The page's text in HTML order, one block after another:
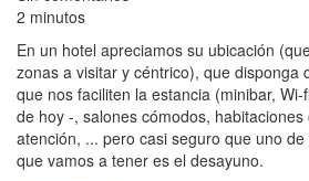
2 minutos
En un hotel apreciamos su ubicación
zonas a visitar y céntrico), que disponga
que nos faciliten la estancia (minibar,
de hoy -, salones cómodos,
atención, ... pero casi seguro que uno
que vamos a tener es el desayuno.